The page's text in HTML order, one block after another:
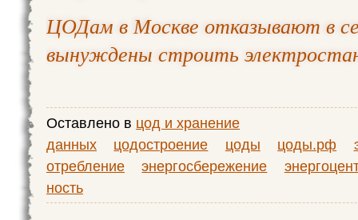
ЦОДам в Москве отказывают в
вынуждены строить
Оставлено в цод и хранение
данных
цодостроение цоды цоды.рф
отребление
энергосбережение
ность